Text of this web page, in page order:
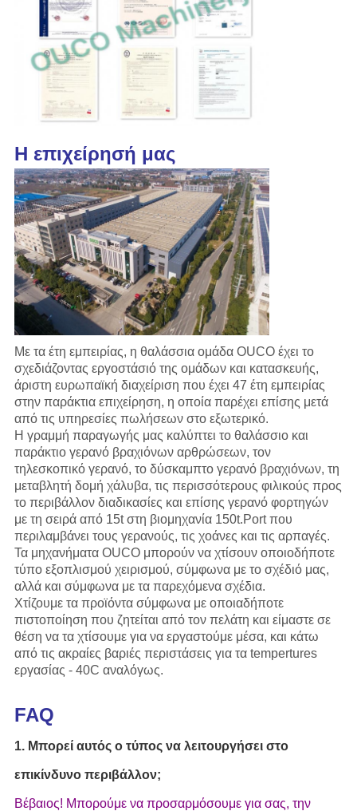
Η επιχείρησή μας
Με τα έτη εμπειρίας, η θαλάσσια ομάδα OUCO έχει το
σχεδιάζοντας εργοστάσιό της ομάδων και κατασκευής,
άριστη ευρωπαϊκή διαχείριση που έχει 47 έτη εμπειρίας
στην παράκτια επιχείρηση, η οποία παρέχει επίσης μετά
από τις υπηρεσίες πωλήσεων στο εξωτερικό.
Η γραμμή παραγωγής μας καλύπτει το θαλάσσιο και
παράκτιο γερανό βραχιόνων αρθρώσεων, τον
τηλεσκοπικό γερανό, το δύσκαμπτο γερανό βραχιόνων, τη
μεταβλητή δομή χάλυβα, τις περισσότερους φιλικούς προς
το περιβάλλον διαδικασίες και επίσης γερανό φορτηγών
με τη σειρά από 15t στη βιομηχανία 150t.Port που
περιλαμβάνει τους γερανούς, τις χοάνες και τις αρπαγές.
Τα μηχανήματα OUCO μπορούν να χτίσουν οποιοδήποτε
τύπο εξοπλισμού χειρισμού, σύμφωνα με το σχέδιό μας,
αλλά και σύμφωνα με τα παρεχόμενα σχέδια.
Χτίζουμε τα προϊόντα σύμφωνα με οποιαδήποτε
πιστοποίηση που ζητείται από τον πελάτη και είμαστε σε
θέση να τα χτίσουμε για να εργαστούμε μέσα, και κάτω
από τις ακραίες βαριές περιστάσεις για τα tempertures
εργασίας - 40C αναλόγως.
FAQ
1. Μπορεί αυτός ο τύπος να λειτουργήσει στο
επικίνδυνο περιβάλλον;
Βέβαιος! Μπορούμε να προσαρμόσουμε για σας, την